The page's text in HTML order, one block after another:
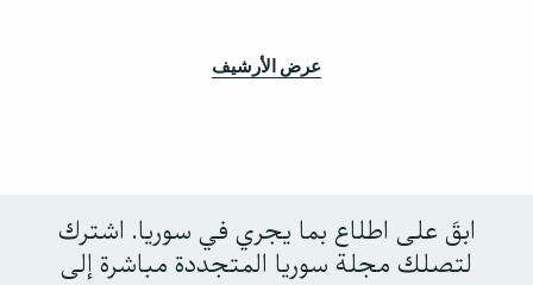
عرض الأرشيف
ابقَ على اطلاع بما يجري في سوريا. اشترك
لتصلك مجلة سوريا المتجددة مباشرة إلى